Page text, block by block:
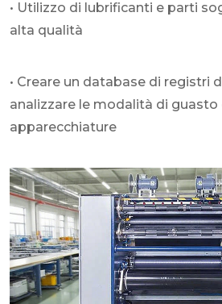
• Utilizzo di lubrificanti e parti
alta qualità
• Creare un database di registri
analizzare le modalità di guasto
apparecchiature